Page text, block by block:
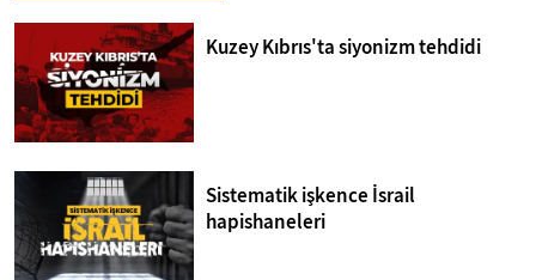
Kuzey Kıbrıs'ta siyonizm tehdidi
Sistematik işkence İsrail
hapishaneleri